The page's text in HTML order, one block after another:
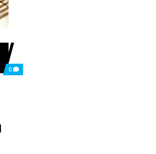
0 COMMENTS
ON